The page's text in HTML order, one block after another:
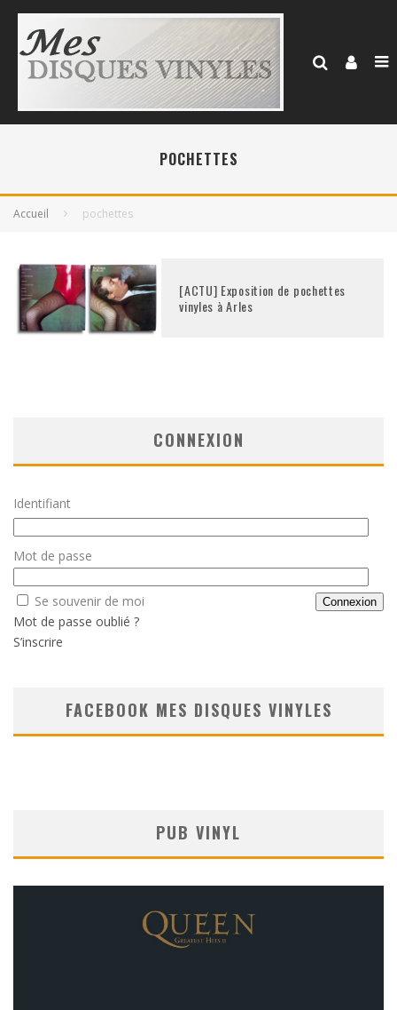
POCHETTES
Accueil pochettes
[ACTU] Exposition de pochettes
vinyles à Arles
CONNEXION
Identifiant
Mot de passe
Se souvenir de moi
Mot de passe oublié ?
S’inscrire
FACEBOOK MES DISQUES VINYLES
PUB VINYL